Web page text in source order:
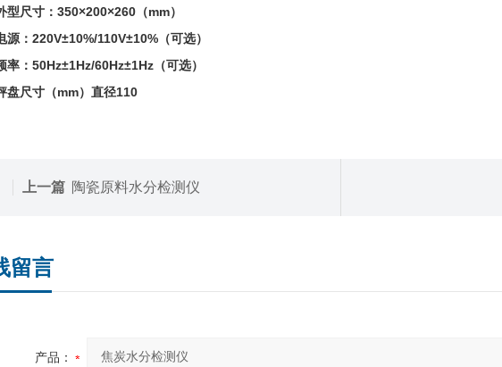
型尺寸：350×200×260（mm）
源：220V±10%/110V±10%（可选）
率：50Hz±1Hz/60Hz±1Hz（可选）
盘尺寸（mm）直径110
上一篇 陶瓷原料水分检测仪
留言
产品：